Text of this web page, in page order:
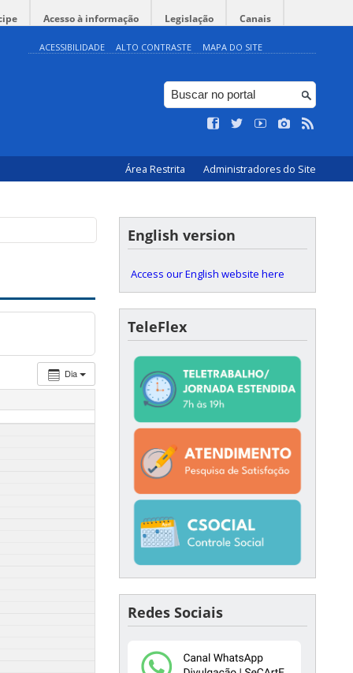
Acesso à informação Legislação Canais
ACESSIBILIDADE ALTO CONTRASTE MAPA DO SITE
Área Restrita Administradores do Site
Dia
English version
Access our English website here
TeleFlex
Redes Sociais